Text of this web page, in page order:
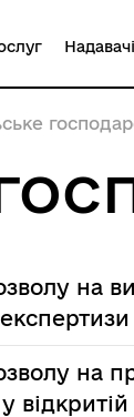
на
на